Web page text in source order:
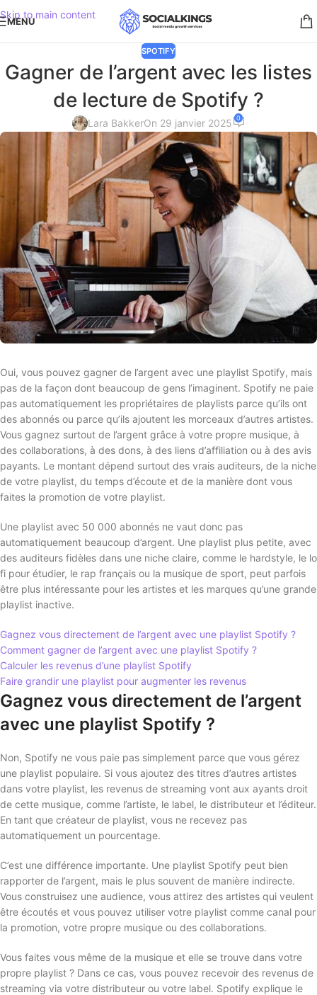
Skip to main content
MENU
SPOTIFY
Gagner de l’argent avec les listes
de lecture de Spotify ?
Lara BakkerOn 29 janvier 2025 0
Oui, vous pouvez gagner de l’argent avec une playlist Spotify, mais
pas de la façon dont beaucoup de gens l’imaginent. Spotify ne paie
pas automatiquement les propriétaires de playlists parce qu’ils ont
des abonnés ou parce qu’ils ajoutent les morceaux d’autres artistes.
Vous gagnez surtout de l’argent grâce à votre propre musique, à
des collaborations, à des dons, à des liens d’affiliation ou à des avis
payants. Le montant dépend surtout des vrais auditeurs, de la niche
de votre playlist, du temps d’écoute et de la manière dont vous
faites la promotion de votre playlist.
Une playlist avec 50 000 abonnés ne vaut donc pas
automatiquement beaucoup d’argent. Une playlist plus petite, avec
des auditeurs fidèles dans une niche claire, comme le hardstyle, le lo
fi pour étudier, le rap français ou la musique de sport, peut parfois
être plus intéressante pour les artistes et les marques qu’une grande
playlist inactive.
Gagnez vous directement de l’argent avec une playlist Spotify ?
Comment gagner de l’argent avec une playlist Spotify ?
Calculer les revenus d’une playlist Spotify
Faire grandir une playlist pour augmenter les revenus
Gagnez vous directement de l’argent
avec une playlist Spotify ?
Non, Spotify ne vous paie pas simplement parce que vous gérez
une playlist populaire. Si vous ajoutez des titres d’autres artistes
dans votre playlist, les revenus de streaming vont aux ayants droit
de cette musique, comme l’artiste, le label, le distributeur et l’éditeur.
En tant que créateur de playlist, vous ne recevez pas
automatiquement un pourcentage.
C’est une différence importante. Une playlist Spotify peut bien
rapporter de l’argent, mais le plus souvent de manière indirecte.
Vous construisez une audience, vous attirez des artistes qui veulent
être écoutés et vous pouvez utiliser votre playlist comme canal pour
la promotion, votre propre musique ou des collaborations.
Vous faites vous même de la musique et elle se trouve dans votre
propre playlist ? Dans ce cas, vous pouvez recevoir des revenus de
streaming via votre distributeur ou votre label. Spotify explique le